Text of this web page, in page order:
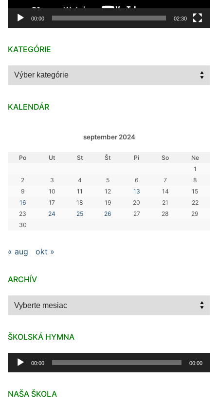
00:00 02:30
KATEGÓRIE
Kategórie
KALENDÁR
september 2024
Po Ut St Št Pi So
Ne
1
2
3 4 5 6 7
8
9
10 11 12 13 14
15
16
17 18 19 20 21
22
23
24 25 26 27 28
29
30
« aug okt »
ARCHÍV
Archív
ŠKOLSKÁ HYMNA
Audio
prehrávač
00:00 00:00
NAŠA ŠKOLA